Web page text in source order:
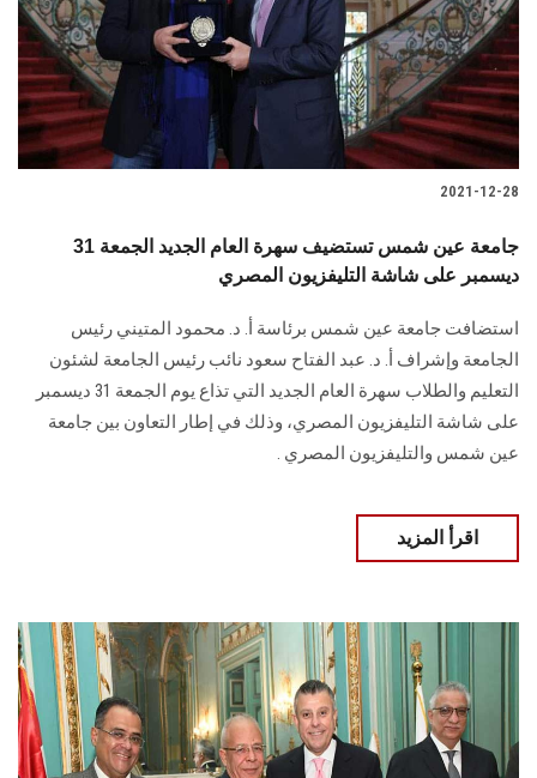
2021-12-28
جامعة عين شمس تستضيف سهرة العام الجديد الجمعة 31
ديسمبر على شاشة التليفزيون المصري
استضافت جامعة عين شمس برئاسة أ. د. محمود المتيني رئيس
الجامعة وإشراف أ. د. عبد الفتاح سعود نائب رئيس الجامعة لشئون
التعليم والطلاب سهرة العام الجديد التي تذاع يوم الجمعة 31 ديسمبر
على شاشة التليفزيون المصري، وذلك في إطار التعاون بين جامعة
عين شمس والتليفزيون المصري .
اقرأ المزيد